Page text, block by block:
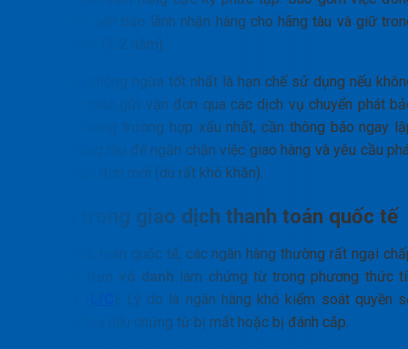
một khoản tiền bảo lãnh nhận hàng cho hãng tàu và giữ
thời gian dài (1-2 năm).
Biện pháp phòng ngừa tốt nhất là hạn chế sử dụng nếu
cần thiết, hoặc gửi vận đơn qua các dịch vụ chuyển phát
mật cao. Trong trường hợp xấu nhất, cần thông báo ngay
tức cho hãng tàu để ngăn chặn việc giao hàng và yêu cầu
hành lại vận đơn mới (dù rất khó khăn).
Rủi ro trong giao dịch thanh toán quốc tế
Trong thanh toán quốc tế, các ngân hàng thường rất ngại
vận đơn vô danh làm chứng từ trong phương thức
). Lý do là ngân hàng khó kiểm soát quyền
hữu hàng hóa nếu chứng từ bị mất hoặc bị đánh cắp.